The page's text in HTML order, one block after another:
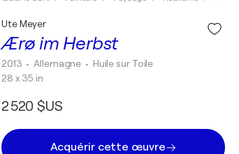
Ærø im Herbst
Ute Meyer
2013 • Allemagne • Huile sur Toile
28 x 35 in
2 520 $US
Acquérir cette œuvre